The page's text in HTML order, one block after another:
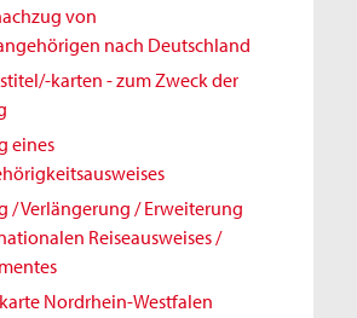
von
nach Deutschland
karten - zum Zweck der
eines
/ Verlängerung / Erweiterung
Reiseausweises /
Nordrhein-Westfalen